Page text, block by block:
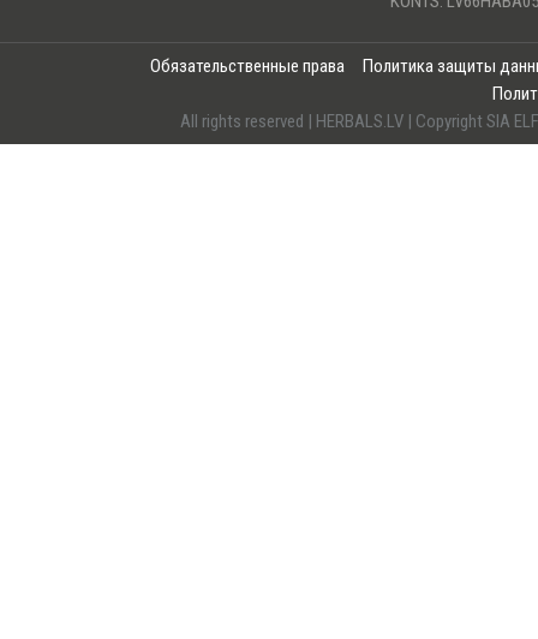
Обязательственные права
Политика защиты
All rights reserved | HERBALS.LV | Copyright SIA